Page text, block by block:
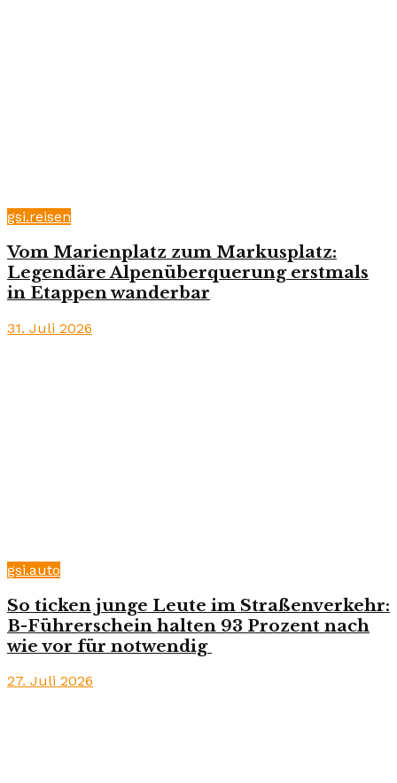
gsi.reisen
Vom Marienplatz zum Markusplatz:
Legendäre Alpenüberquerung erstmals
in Etappen wanderbar
31. Juli 2026
gsi.auto
So ticken junge Leute im Straßenverkehr:
B-Führerschein halten 93 Prozent nach
wie vor für notwendig
27. Juli 2026